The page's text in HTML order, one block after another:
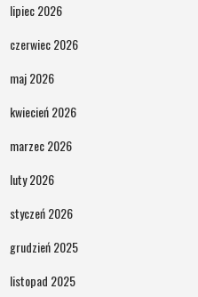
lipiec 2026
czerwiec 2026
maj 2026
kwiecień 2026
marzec 2026
luty 2026
styczeń 2026
grudzień 2025
listopad 2025